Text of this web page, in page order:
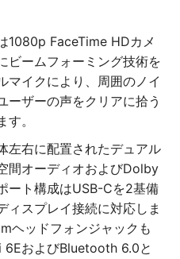
1080p FaceTime HDカメ
ビームフォーミング技術を
マイクにより、周囲のノイ
ーザーの声をクリアに拾う
。
左右に配置されたデュアル
間オーディオおよびDolby
ート構成はUSB-Cを2基備
ィスプレイ接続に対応しま
ヘッドフォンジャックも
6EおよびBluetooth 6.0と